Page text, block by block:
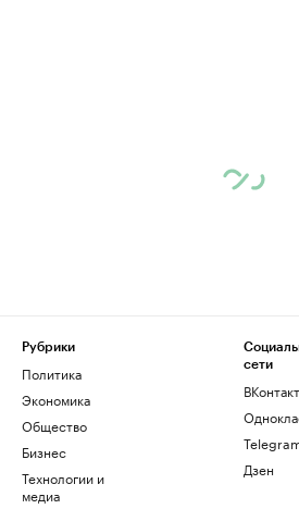
Рубрики
Политика
Экономика
Общество
Бизнес
Технологии и
медиа
сети
Дзен